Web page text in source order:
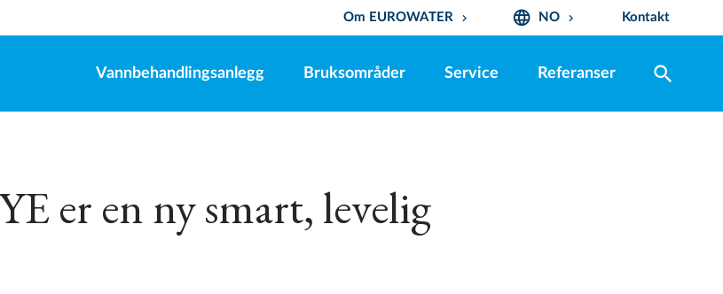
Om EUROWATER keyboard_arrow_down language NO keyboard_arrow_down Kontakt
Vannbehandlingsanlegg Bruksområder Service Referanser search
er en ny smart, levelig